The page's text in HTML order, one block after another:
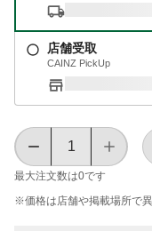
店舗受取
CAINZ PickUp
最大注文数は0です
※価格は​店舗や​掲載場所で​異